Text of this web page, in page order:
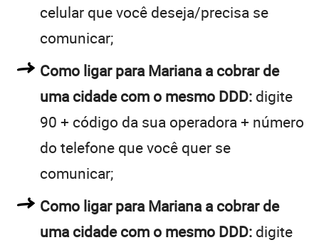
celular que você deseja/precisa se
comunicar;
Como ligar para Mariana a cobrar de
uma cidade com o mesmo DDD: digite
90 + código da sua operadora + número
do telefone que você quer se
comunicar;
Como ligar para Mariana a cobrar de
uma cidade com o mesmo DDD: digite